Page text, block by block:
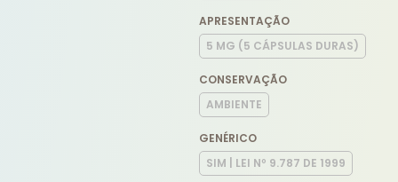
APRESENTAÇÃO
5 MG (5 CÁPSULAS DURAS)
CONSERVAÇÃO
AMBIENTE
GENÉRICO
SIM | LEI Nº 9.787 DE 1999